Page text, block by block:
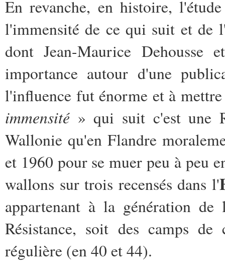
En revanche, en histoire,
l'immensité de ce qui suit et
dont Jean-Maurice
importance autour d'une
l'influence fut énorme et à
immensité » qui suit c'est une
Wallonie qu'en Flandre
et 1960 pour se muer peu à peu
wallons sur trois recensés dans l'
appartenant à la génération
Résistance, soit des camps
régulière (en 40 et 44).